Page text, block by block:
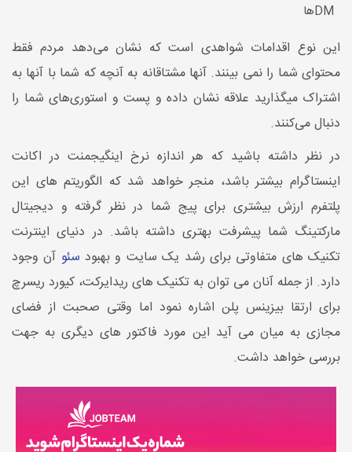
DMها
این نوع اقدامات شواهدی است که نشان می‌دهد مردم فقط
محتوای شما را نمی بینند. آنها مشتاقانه به آنچه که شما با آنها به
اشتراک میگذارید علاقه نشان داده و پست و استوری‌های شما را
دنبال می‌کنند.
در نظر داشته باشید که هر اندازه نرخ اینگیجمنت در اکانت
اینستاگرام بیشتر باشد، منجر خواهد شد که الگوریتم های این
پلتفرم ارزش بیشتری برای پیج شما در نظر گرفته و دیجیتال
مارکتینگ شما پیشرفت بهتری داشته باشد. در دنیای اینترنت
تکنیک های متفاوتی برای رشد یک سایت و بهبود سئو آن وجود
دارد. از جمله آنان می توان به تکنیک های ریدایرکت، کیورد ریسرچ
برای ارتقا بیزینس پلن اشاره نمود اما وقتی صحبت از فضای
مجازی به میان می آید این مورد فاکتور های دیگری به جهت
بررسی خواهد داشت.